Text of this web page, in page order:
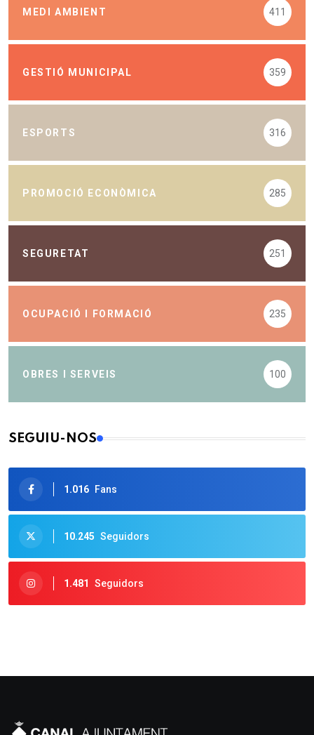
MEDI AMBIENT 411
GESTIÓ MUNICIPAL 359
ESPORTS 316
PROMOCIÓ ECONÒMICA 285
SEGURETAT 251
OCUPACIÓ I FORMACIÓ 235
OBRES I SERVEIS 100
SEGUIU-NOS
1.016 Fans
10.245 Seguidors
1.481 Seguidors